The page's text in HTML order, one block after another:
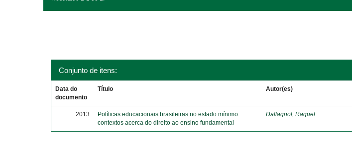
Conjunto de itens:
Data do
documento
Título Autor(es)
2013
Políticas educacionais brasileiras no estado mínimo:
contextos acerca do direito ao ensino fundamental
Dallagnol, Raquel